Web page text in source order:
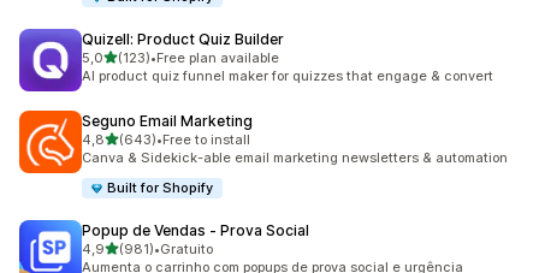
Quizell: Product Quiz Builder
5,0de 5 estrelas
(123)
123 total de avaliações
•Free plan available
AI product quiz funnel maker for quizzes that engage & convert
Seguno Email Marketing
4,8de 5 estrelas
(643)
643 total de avaliações
•Free to install
Canva & Sidekick-able email marketing newsletters & automation
Built for Shopify
Popup de Vendas ‑ Prova Social
4,9de 5 estrelas
(981)
981 total de avaliações
•Gratuito
Aumenta o carrinho com popups de prova social e urgência